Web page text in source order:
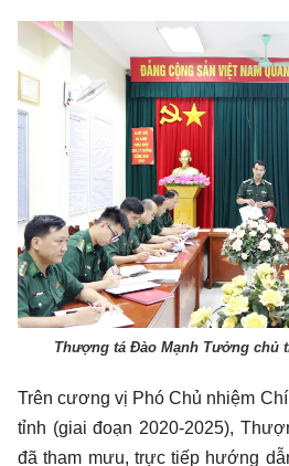
Thượng tá Đào Mạnh Tưởng chủ
Trên cương vị Phó Chủ nhiệm
tỉnh (giai đoạn 2020-2025),
đã tham mưu, trực tiếp hướng